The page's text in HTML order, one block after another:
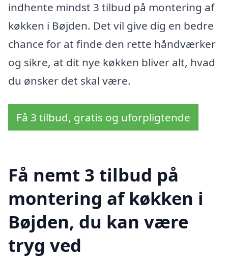
indhente mindst 3 tilbud på montering af
køkken i Bøjden. Det vil give dig en bedre
chance for at finde den rette håndværker
og sikre, at dit nye køkken bliver alt, hvad
du ønsker det skal være.
Få 3 tilbud, gratis og uforpligtende
Få nemt 3 tilbud på
montering af køkken i
Bøjden, du kan være
tryg ved